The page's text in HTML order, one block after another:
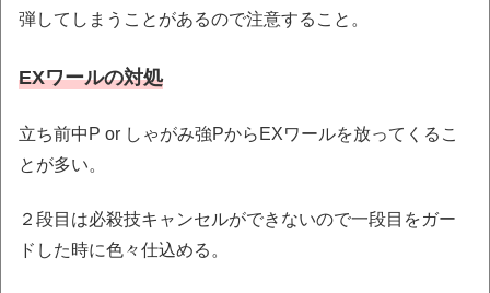
弾してしまうことがあるので注意すること。
EXワールの対処
立ち前中P or しゃがみ強PからEXワールを放ってくるこ
とが多い。
２段目は必殺技キャンセルができないので一段目をガー
ドした時に色々仕込める。